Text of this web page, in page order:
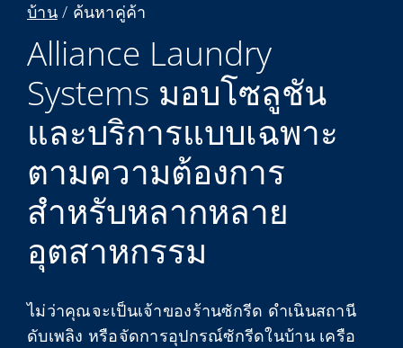
ติดต่อเรา
My Alliance
บ้าน/ ค้นหาคู่ค้า
Alliance Laundry
Systems มอบโซลูชัน
และบริการแบบเฉพาะ
ตามความต้องการ
สำหรับหลากหลาย
อุตสาหกรรม
ไม่ว่าคุณจะเป็นเจ้าของร้านซักรีด ดำเนินสถานี
ดับเพลิง หรือจัดการอุปกรณ์ซักรีดในบ้าน เครือ